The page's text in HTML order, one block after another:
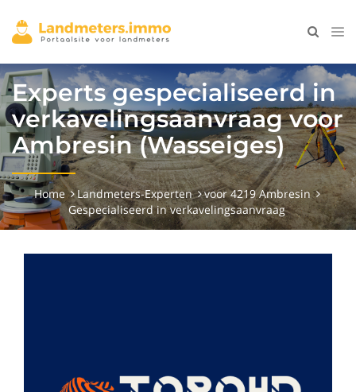
Experts gespecialiseerd in
verkavelingsaanvraag voor
Ambresin (Wasseiges)
Home Landmeters-Experten
voor 4219 Ambresin
Gespecialiseerd in verkavelingsaanvraag